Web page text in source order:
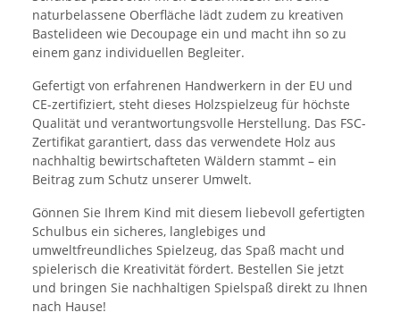
naturbelassene Oberfläche lädt zudem zu kreativen
Bastelideen wie Decoupage ein und macht ihn so zu
einem ganz individuellen Begleiter.
Gefertigt von erfahrenen Handwerkern in der EU und
CE-zertifiziert, steht dieses Holzspielzeug für höchste
Qualität und verantwortungsvolle Herstellung. Das FSC-
Zertifikat garantiert, dass das verwendete Holz aus
nachhaltig bewirtschafteten Wäldern stammt – ein
Beitrag zum Schutz unserer Umwelt.
Gönnen Sie Ihrem Kind mit diesem liebevoll gefertigten
Schulbus ein sicheres, langlebiges und
umweltfreundliches Spielzeug, das Spaß macht und
spielerisch die Kreativität fördert. Bestellen Sie jetzt
und bringen Sie nachhaltigen Spielspaß direkt zu Ihnen
nach Hause!